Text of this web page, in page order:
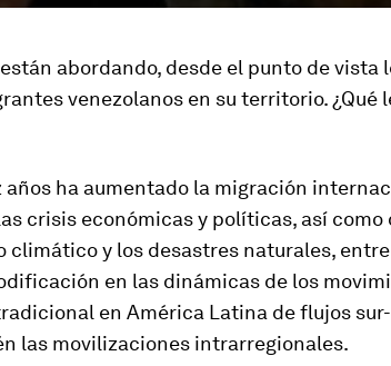
abordando, desde el punto de vista
venezolanos en su territorio. ¿Qué
años ha aumentado la migración
crisis económicas y políticas, así como
climático y los desastres naturales,
en las dinámicas de los
en América Latina de flujos
las movilizaciones intrarregionales.